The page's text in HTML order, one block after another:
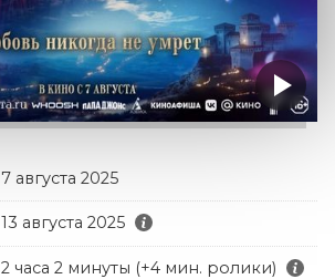
7 августа 2025
13 августа 2025
2 часа 2 минуты (+4 мин. ролики)